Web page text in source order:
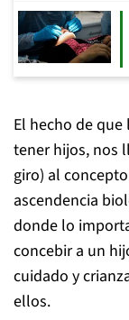
El hecho de
tener hijos, nos
giro) al
ascendencia
donde lo
concebir a un
cuidado y
ellos.